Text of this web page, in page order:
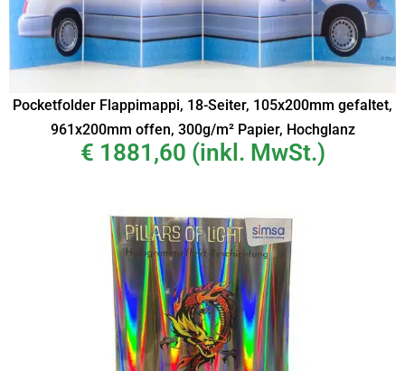
Pocketfolder Flappimappi, 18-Seiter, 105x200mm gefaltet,
961x200mm offen, 300g/m² Papier, Hochglanz
€ 1881,60 (inkl. MwSt.)